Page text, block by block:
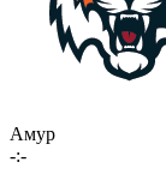
Амур
-:-